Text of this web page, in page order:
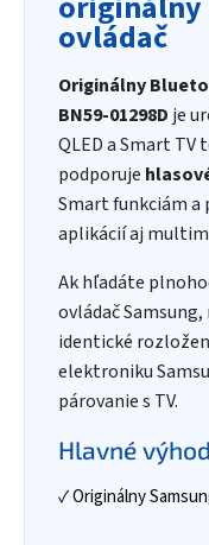
ovládač
Originálny
BN59-01298D je
QLED a Smart TV
podporuje
Smart funkciám a
aplikácií aj
Ak hľadáte
ovládač
identické
elektroniku
párovanie s TV.
Hlavné
✓ Originálny